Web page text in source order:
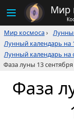
Мир
Мир космоса›
Лунный календарь на
Лунный календарь на
Фаза луны 13 сентября
Фаза